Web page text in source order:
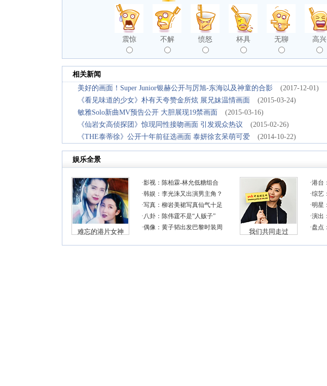
震惊 不解 愤怒 杯具 无聊 高兴
相关新闻
美好的画面！Super Junior银赫公开与厉旭-东海以及神童的合影
(2017-12-01)
《看见味道的少女》朴有天夸赞金所炫 展兄妹温情画面
(2015-03-24)
敏雅Solo新曲MV预告公开 大胆展现19禁画面
(2015-03-16)
《仙岩女高侦探团》惊现同性接吻画面 引发观众热议
(2015-02-26)
《THE泰蒂徐》公开十年前征选画面 泰妍徐玄呆萌可爱
(2014-10-22)